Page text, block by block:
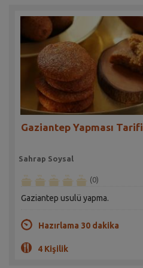
Gaziantep Yapması Tarifi
Sahrap Soysal
(0)
Gaziantep usulü yapma.
Hazırlama 30 dakika
4 Kişilik